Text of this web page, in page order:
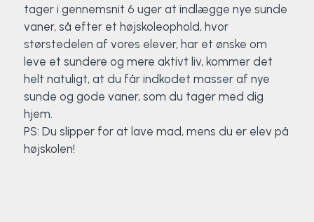
tager i gennemsnit 6 uger at indlægge nye sunde
vaner, så efter et højskoleophold, hvor
størstedelen af vores elever, har et ønske om
leve et sundere og mere aktivt liv, kommer det
helt natuligt, at du får indkodet masser af nye
sunde og gode vaner, som du tager med dig
hjem.
PS: Du slipper for at lave mad, mens du er elev på
højskolen!